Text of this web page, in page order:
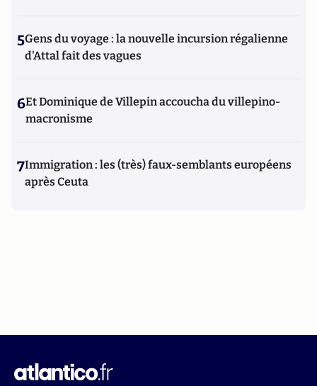
5Gens du voyage : la nouvelle incursion régalienne
d'Attal fait des vagues
6Et Dominique de Villepin accoucha du villepino-
macronisme
7Immigration : les (très) faux-semblants européens
après Ceuta